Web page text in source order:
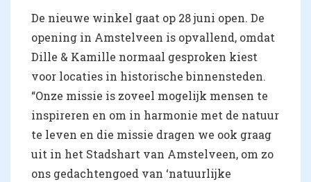
De nieuwe winkel gaat op 28 juni open. De
opening in Amstelveen is opvallend, omdat
Dille & Kamille normaal gesproken kiest
voor locaties in historische binnensteden.
“Onze missie is zoveel mogelijk mensen te
inspireren en om in harmonie met de natuur
te leven en die missie dragen we ook graag
uit in het Stadshart van Amstelveen, om zo
ons gedachtengoed van ‘natuurlijke